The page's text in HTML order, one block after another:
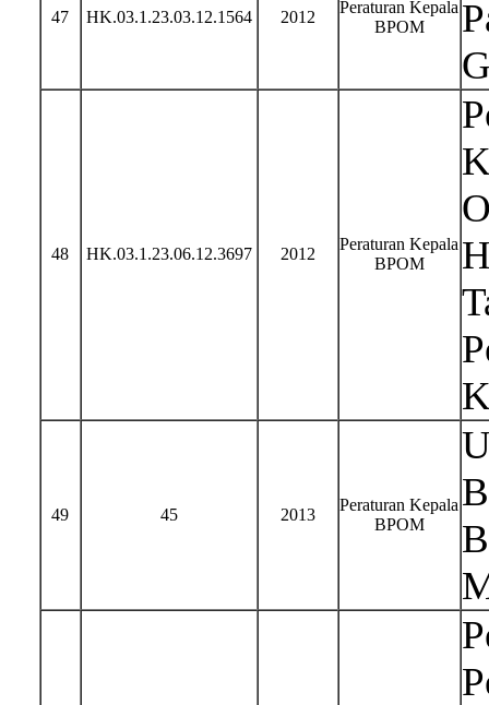
47 HK.03.1.23.03.12.1564 2012
Peraturan Kepala
BPOM
48 HK.03.1.23.06.12.3697 2012
Peraturan Kepala
BPOM
49 45 2013
Peraturan Kepala
BPOM